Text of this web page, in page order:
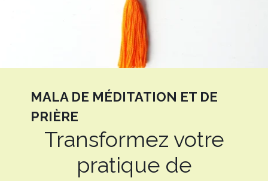
MALA DE MÉDITATION ET DE
PRIÈRE
Transformez votre
pratique de